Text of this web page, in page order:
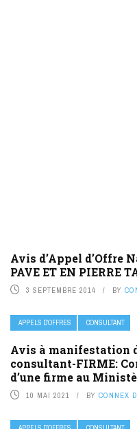
Avis d’Appel d’Offre
PAVE ET EN PIERRE
3 SEPTEMBRE 2014 BY
APPELS D’OFFRES CONSULTANT
Avis à manifestation
consultant-FIRME:
d’une firme au
10 MAI 2021 BY CONNEX